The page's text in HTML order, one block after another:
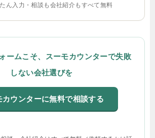
ん入力・相談も会社紹介もすべて無料
ームこそ、スーモカウンターで失敗
しない会社選びを
カウンターに無料で相談する